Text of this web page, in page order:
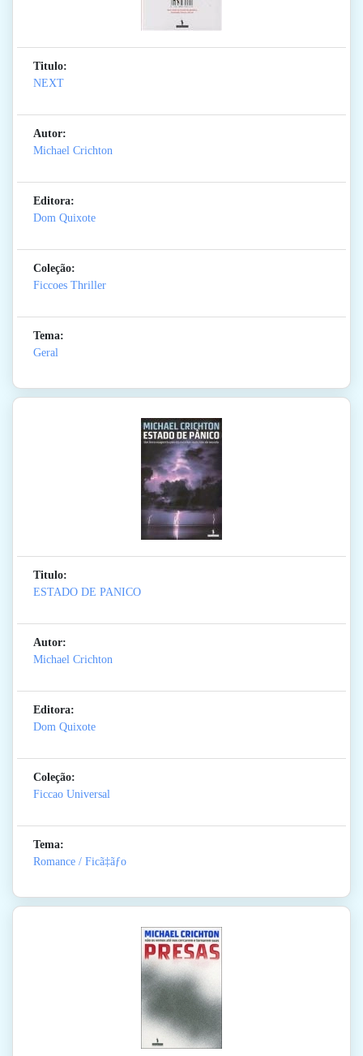
Titulo:
NEXT
Autor:
Michael Crichton
Editora:
Dom Quixote
Coleção:
Ficcoes Thriller
Tema:
Geral
Titulo:
ESTADO DE PANICO
Autor:
Michael Crichton
Editora:
Dom Quixote
Coleção:
Ficcao Universal
Tema:
Romance / Ficã‡ãƒo